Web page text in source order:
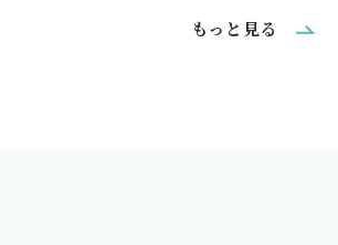
もっと見る